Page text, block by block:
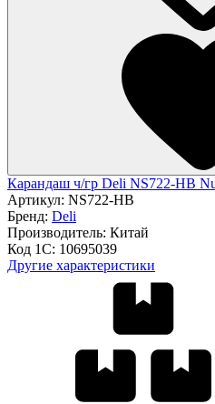
Карандаш ч/гр Deli NS722-HB
Артикул: NS722-HB
Бренд: Deli
Производитель: Китай
Код 1С: 10695039
Другие характеристики